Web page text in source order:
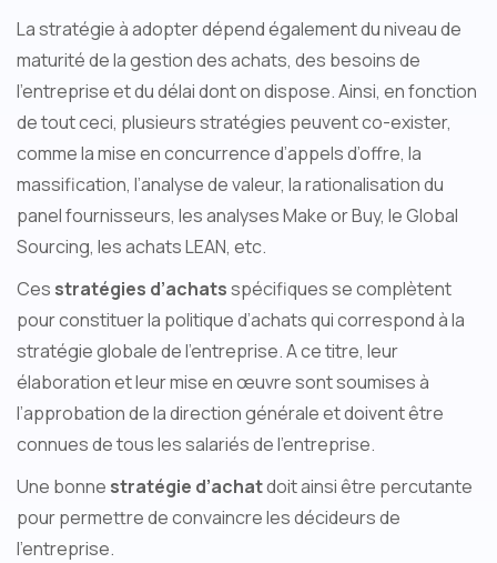
La stratégie à adopter dépend également du niveau de
maturité de la gestion des achats, des besoins de
l’entreprise et du délai dont on dispose. Ainsi, en fonction
de tout ceci, plusieurs stratégies peuvent co-exister,
comme la mise en concurrence d’appels d’offre, la
massification, l’analyse de valeur, la rationalisation du
panel fournisseurs, les analyses Make or Buy, le Global
Sourcing, les achats LEAN, etc.
Ces stratégies d’achatsspécifiques se complètent
pour constituer la politique d’achats qui correspond à la
stratégie globale de l’entreprise. A ce titre, leur
élaboration et leur mise en œuvre sont soumises à
l’approbation de la direction générale et doivent être
connues de tous les salariés de l’entreprise.
Une bonne stratégie d’achatdoit ainsi être percutante
pour permettre de convaincre les décideurs de
l’entreprise.